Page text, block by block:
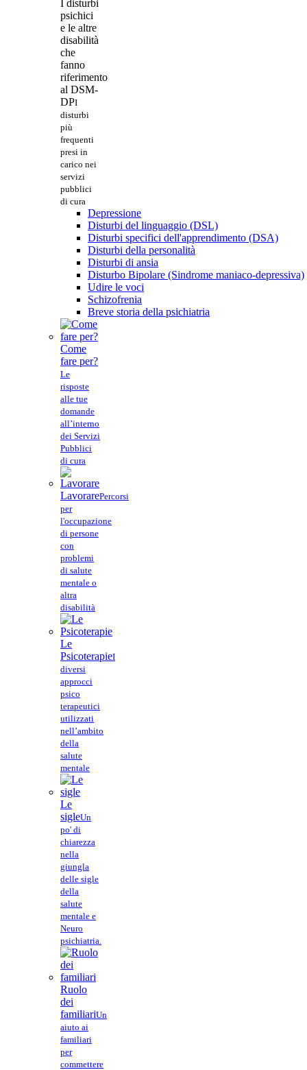
I disturbi
psichici
e le altre
disabilità
che
fanno
riferimento
al DSM-
DPI
disturbi
più
frequenti
presi in
carico nei
servizi
pubblici
di cura
Depressione
Disturbi del linguaggio (DSL)
Disturbi specifici dell'apprendimento (DSA)
Disturbi della personalità
Disturbi di ansia
Disturbo Bipolare (Sindrome maniaco-depressiva)
Udire le voci
Schizofrenia
Breve storia della psichiatria
Come
fare per?
Le
risposte
alle tue
domande
all’interno
dei Servizi
Pubblici
di cura
LavorarePercorsi
per
l'occupazione
di persone
con
problemi
di salute
mentale o
altra
disabilità
Le
PsicoterapieI
diversi
approcci
psico
terapeutici
utilizzati
nell’ambito
della
salute
mentale
Le
sigleUn
po' di
chiarezza
nella
giungla
delle sigle
della
salute
mentale e
Neuro
psichiatria.
Ruolo
dei
familiariUn
aiuto ai
familiari
per
commettere